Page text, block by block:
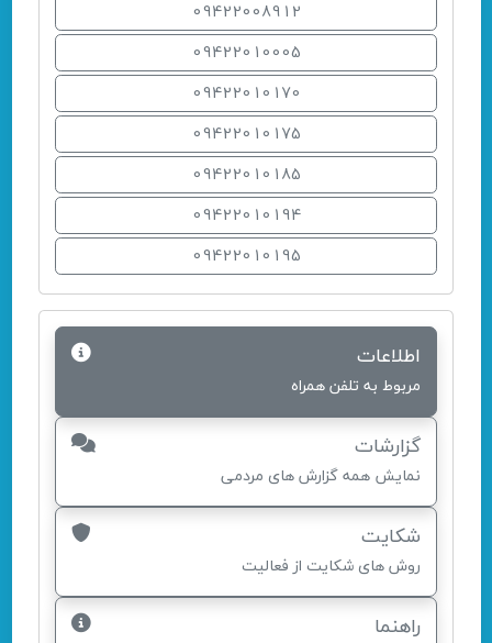
09422008912
09422010005
09422010170
09422010175
09422010185
09422010194
09422010195
اطلاعات
مربوط به تلفن همراه
گزارشات
نمایش همه گزارش های مردمی
شکایت
روش های شکایت از فعالیت
راهنما